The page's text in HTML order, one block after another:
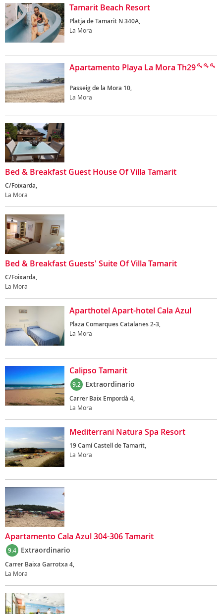
Tamarit Beach Resort
Platja de Tamarit N 340A,
La Mora
Apartamento Playa La Mora Th29
Passeig de la Mora 10,
La Mora
Bed & Breakfast Guest House Of Villa Tamarit
C/Foixarda,
La Mora
Bed & Breakfast Guests' Suite Of Villa Tamarit
C/Foixarda,
La Mora
Aparthotel Apart-hotel Cala Azul
Plaza Comarques Catalanes 2-3,
La Mora
Calipso Tamarit
9.2 Extraordinario
Carrer Baix Empordà 4,
La Mora
Mediterrani Natura Spa Resort
19 Camí Castell de Tamarit,
La Mora
Apartamento Cala Azul 304-306 Tamarit
9.4 Extraordinario
Carrer Baixa Garrotxa 4,
La Mora